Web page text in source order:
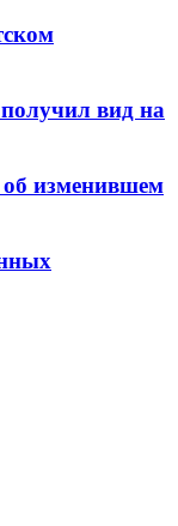
вид на
изменившем